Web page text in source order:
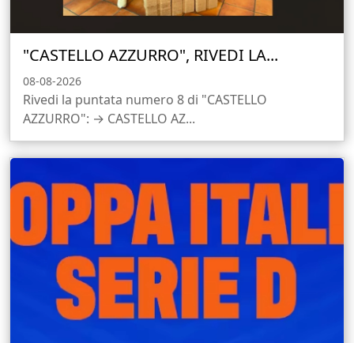
"CASTELLO AZZURRO", RIVEDI LA...
08-08-2026
Rivedi la puntata numero 8 di "CASTELLO
AZZURRO": → CASTELLO AZ...